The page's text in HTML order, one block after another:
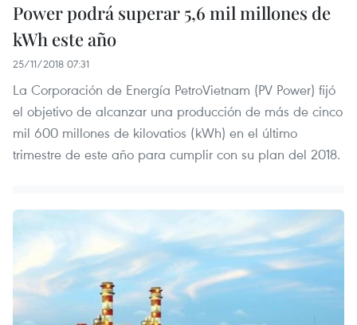
Power podrá superar 5,6 mil millones de
kWh este año
25/11/2018 07:31
La Corporación de Energía PetroVietnam (PV Power) fijó
el objetivo de alcanzar una producción de más de cinco
mil 600 millones de kilovatios (kWh) en el último
trimestre de este año para cumplir con su plan del 2018.